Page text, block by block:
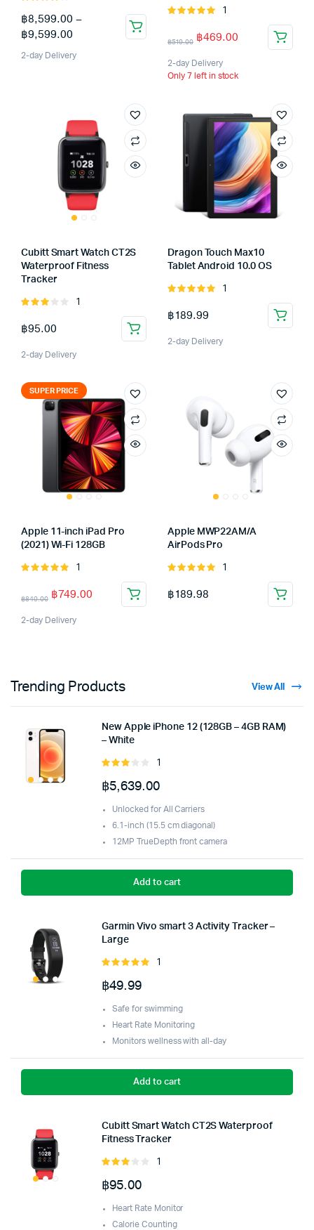
of 5
฿8,599.00 –
฿9,599.00
2-day Delivery
Rated
5
1
฿519.00 ฿469.00
2-day Delivery
Only 7 left in stock
Cubitt Smart Watch CT2S
Waterproof Fitness
Tracker
Rated
out of
1
฿95.00
2-day Delivery
Dragon Touch Max10
Tablet Android 10.0 OS
Rated
5
1
฿189.99
2-day Delivery
SUPER PRICE
Apple 11-inch iPad Pro
(2021) Wi-Fi 128GB
Rated
5
1
฿849.00 ฿749.00
2-day Delivery
Apple MWP22AM/A
AirPods Pro
Rated
5
1
฿189.98
Trending Products View All
New Apple iPhone 12 (128GB – 4GB RAM)
– White
Rated
out of
1
฿5,639.00
Unlocked for All Carriers
6.1-inch (15.5 cm diagonal)
12MP TrueDepth front camera
Add to cart
Garmin Vivo smart 3 Activity Tracker –
Large
Rated
5
1
฿49.99
Safe for swimming
Heart Rate Monitoring
Monitors wellness with all-day
Add to cart
Cubitt Smart Watch CT2S Waterproof
Fitness Tracker
Rated
out of
1
฿95.00
Heart Rate Monitor
Calorie Counting